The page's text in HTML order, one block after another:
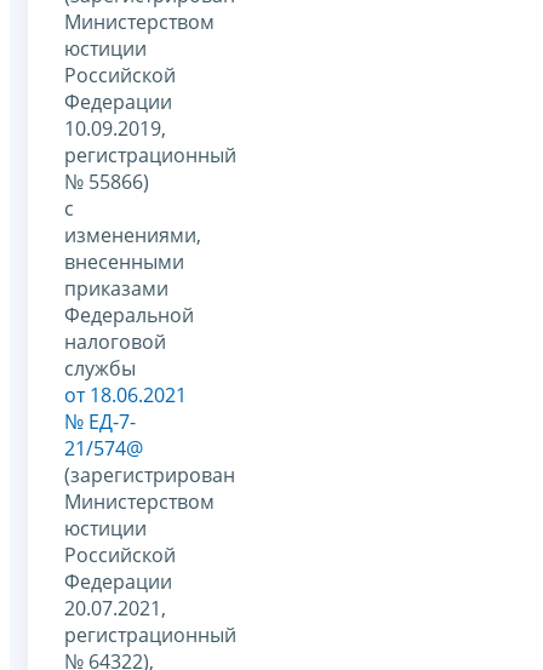
Министерством
юстиции
Российской
Федерации
10.09.2019,
регистрационный
№ 55866)
с
изменениями,
внесенными
приказами
Федеральной
налоговой
службы
от 18.06.2021
№ ЕД-7-
21/574@
(зарегистрирован
Министерством
юстиции
Российской
Федерации
20.07.2021,
регистрационный
№ 64322),